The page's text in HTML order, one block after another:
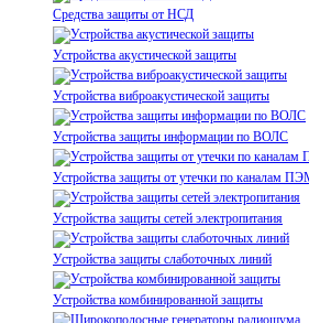
Средства защиты от НСД
Устройства акустической защиты
Устройства виброакустической защиты
Устройства защиты информации по ВОЛС
Устройства защиты от утечки по каналам
Устройства защиты сетей электропитания
Устройства защиты слаботочных линий
Устройства комбинированной защиты